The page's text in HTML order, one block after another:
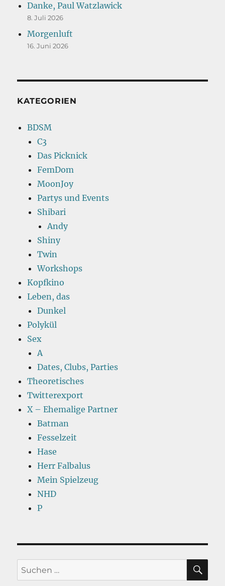
Danke, Paul Watzlawick
8. Juli 2026
Morgenluft
16. Juni 2026
KATEGORIEN
BDSM
C3
Das Picknick
FemDom
MoonJoy
Partys und Events
Shibari
Andy
Shiny
Twin
Workshops
Kopfkino
Leben, das
Dunkel
Polykül
Sex
A
Dates, Clubs, Parties
Theoretisches
Twitterexport
X – Ehemalige Partner
Batman
Fesselzeit
Hase
Herr Falbalus
Mein Spielzeug
NHD
P
Suchen
nach: